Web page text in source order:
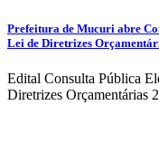
Prefeitura de Mucuri abre
Lei de Diretrizes
Edital Consulta Pública
Diretrizes Orçamentárias